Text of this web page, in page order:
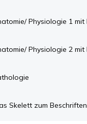
Physiologie 1 mit
Physiologie 2 mit
Skelett zum Beschriften